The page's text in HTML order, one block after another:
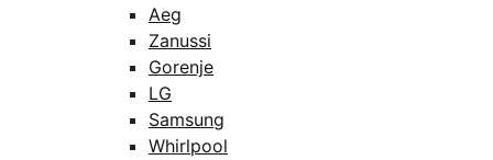
Aeg
Zanussi
Gorenje
LG
Samsung
Whirlpool